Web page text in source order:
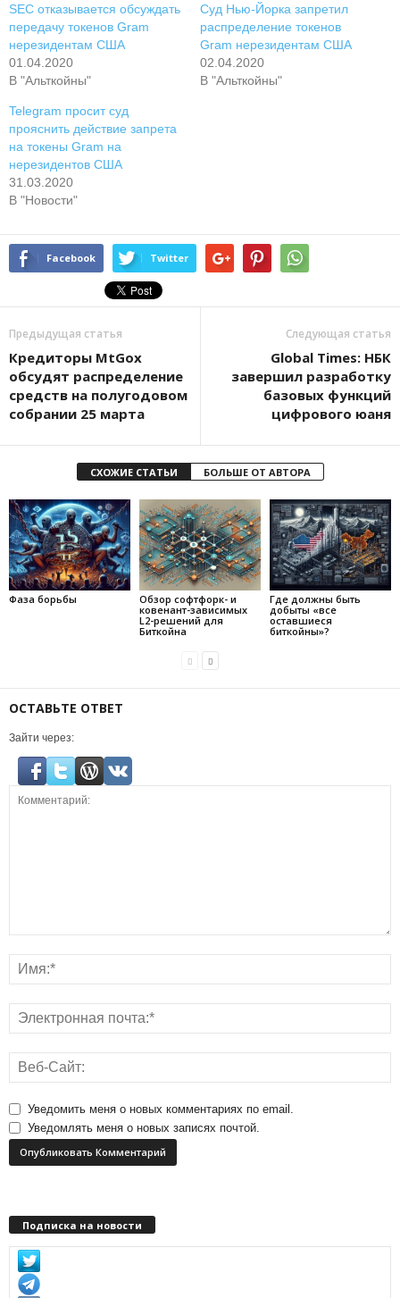
SEC отказывается обсуждать
передачу токенов Gram
нерезидентам США
01.04.2020
В "Альткойны"
Суд Нью-Йорка запретил
распределение токенов
Gram нерезидентам США
02.04.2020
В "Альткойны"
Telegram просит суд
прояснить действие запрета
на токены Gram на
нерезидентов США
31.03.2020
В "Новости"
Facebook Twitter
Предыдущая статья
Кредиторы MtGox
обсудят распределение
средств на полугодовом
собрании 25 марта
Следующая статья
Global Times: НБК
завершил разработку
базовых функций
цифрового юаня
СХОЖИЕ СТАТЬИ БОЛЬШЕ ОТ АВТОРА
Фаза борьбы
Обзор софтфорк- и
ковенант-зависимых
L2-решений для
Биткойна
Где должны быть
добыты «все
оставшиеся
биткойны»?
ОСТАВЬТЕ ОТВЕТ
Зайти через:
Уведомить меня о новых комментариях по email.
Уведомлять меня о новых записях почтой.
Подписка на новости